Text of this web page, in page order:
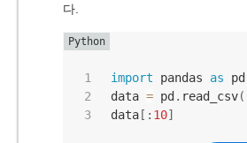
다.
import pandas as pd
data = pd . read_csv(
data [ : 10]